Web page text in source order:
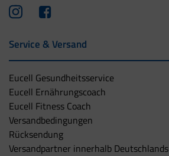
Service & Versand
Eucell Gesundheitsservice
Eucell Ernährungscoach
Eucell Fitness Coach
Versandbedingungen
Rücksendung
Versandpartner innerhalb Deutschlands